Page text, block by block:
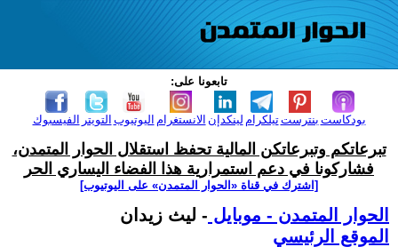
تابعونا على:
الفيسبوك التويتر اليوتيوب الانستغرام لينكدإن تيلكرامبنترست بودكاست
تبرعاتكم وتبرعاتكن المالية تحفظ استقلال الحوار المتمدن،
فشاركونا في دعم استمرارية هذا الفضاء اليساري الحر
[اشترك في قناة ‫«الحوار المتمدن» على اليوتيوب]
الحوار المتمدن - موبايل - ليث زيدان
الموقع الرئيسي